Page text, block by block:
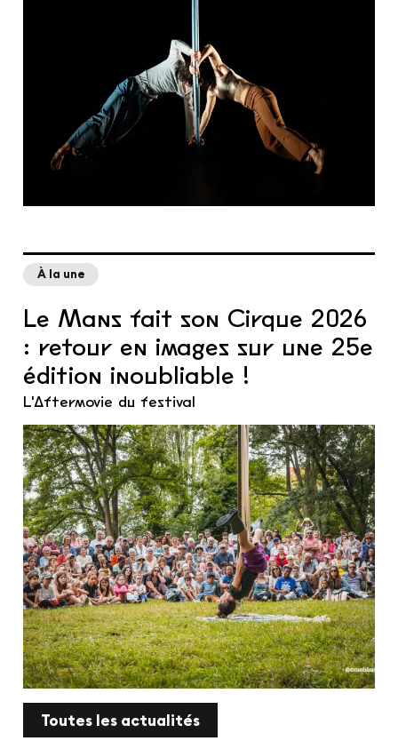
À la une
Le Mans fait son Cirque 2026
: retour en images sur une 25e
édition inoubliable !
L'Aftermovie du festival
Toutes les actualités